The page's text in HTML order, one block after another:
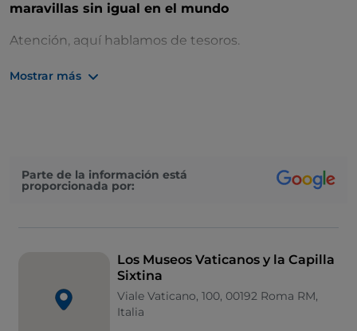
maravillas sin igual en el mundo
Atención, aquí hablamos de tesoros.
LosMuseos Vaticanos
conservadas en los ricos depósitos.
contemporáneo. El recorrido comprende obras
encargadas por los papas en los palacios apostólicos,
desde las Estancias de Rafael en el Apartamento
Borgia, hasta la monumental
Mostrar más
Parte de la información está
proporcionada por:
Los Museos Vaticanos y la Capilla
Sixtina
Viale Vaticano, 100, 00192 Roma RM,
Italia